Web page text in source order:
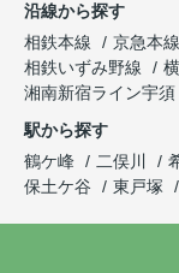
沿線から探す
相鉄本線
京急本線
相鉄いずみ野線
湘南新宿ライン宇須
駅から探す
鶴ケ峰
二俣川
保土ケ谷
東戸塚